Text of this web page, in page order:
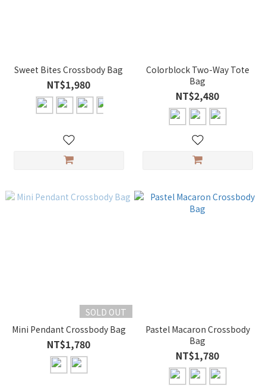
Sweet Bites Crossbody Bag
NT$1,980
Colorblock Two-Way Tote
Bag
NT$2,480
SOLD OUT
Mini Pendant Crossbody Bag
NT$1,780
Pastel Macaron Crossbody
Bag
NT$1,780